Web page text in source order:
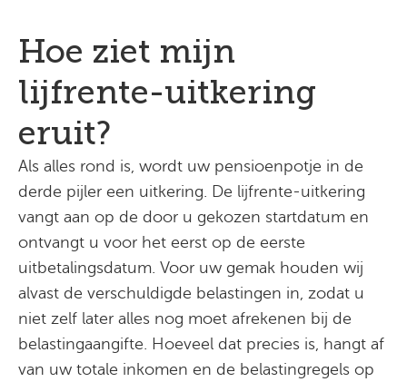
Hoe ziet mijn
lijfrente-uitkering
eruit?
Als alles rond is, wordt uw pensioenpotje in de
derde pijler een uitkering. De lijfrente-uitkering
vangt aan op de door u gekozen startdatum en
ontvangt u voor het eerst op de eerste
uitbetalingsdatum. Voor uw gemak houden wij
alvast de verschuldigde belastingen in, zodat u
niet zelf later alles nog moet afrekenen bij de
belastingaangifte. Hoeveel dat precies is, hangt af
van uw totale inkomen en de belastingregels op